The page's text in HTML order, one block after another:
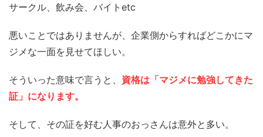
サークル、飲み会、バイトetc
悪いことではありませんが、企業側からすればどこかにマ
ジメな一面を見せてほしい。
そういった意味で言うと、 資格は「マジメに勉強してきた
証」になります。
そして、その証を好む人事のおっさんは意外と多い。